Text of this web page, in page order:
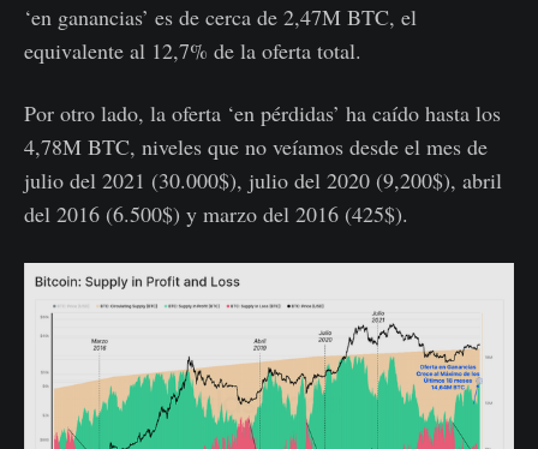
‘en ganancias’ es de cerca de 2,47M BTC, el
equivalente al 12,7% de la oferta total.
Por otro lado, la oferta ‘en pérdidas’ ha caído hasta los
4,78M BTC, niveles que no veíamos desde el mes de
julio del 2021 (30.000$), julio del 2020 (9,200$), abril
del 2016 (6.500$) y marzo del 2016 (425$).